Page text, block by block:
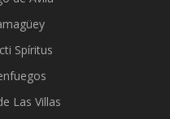
Spíritus
Las Villas